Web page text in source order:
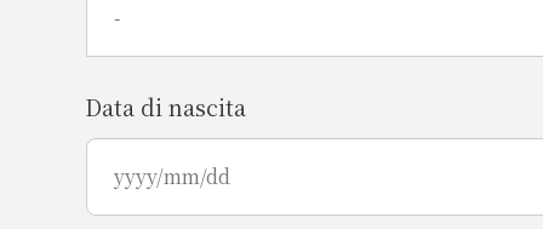
Data di nascita